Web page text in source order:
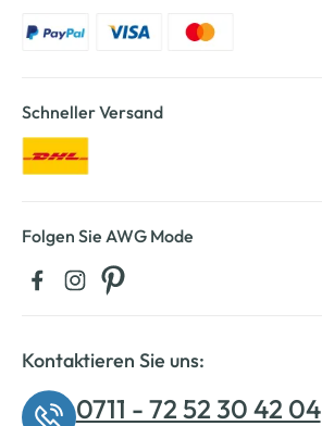
Schneller Versand
Folgen Sie AWG Mode
Kontaktieren Sie uns:
0711 - 72 52 30 42 04